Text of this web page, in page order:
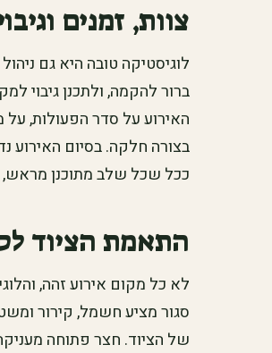
צוות, זמנים
לוגיסטיקה טובה היא גם
ברור להקמה, ולתכנן גיבוי
האירוע על סדר הפעולות, על
בצורה חלקה. בסיום האירוע
ככל שכל שלב מתוכנן מראש,
התאמת הציוד
לא כל מקום אירוע זהה,
סגור מציע חשמל, קירור
של הציוד. חצר פתוחה